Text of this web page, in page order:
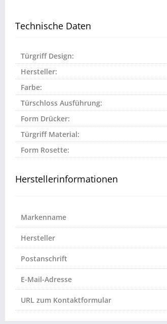
Technische Daten
Türgriff Design:
Hersteller:
Farbe:
Türschloss Ausführung:
Form Drücker:
Türgriff Material:
Form Rosette:
Herstellerinformationen
Markenname
Hersteller
Postanschrift
E-Mail-Adresse
URL zum Kontaktformular